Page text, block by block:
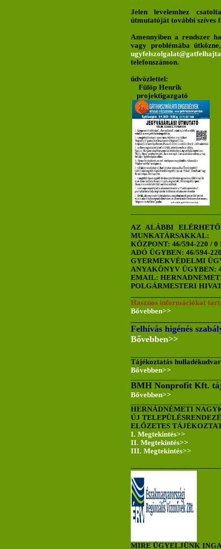
Jelen levelemhez
útmutatóját további szíves
Amennyiben a rendszer
vagy problémába
telefonszámon.
üdvözlettel:
Fülöp Henrik
projektigazgató
AZ ALÁBBI
MUNKATÁRSAKKAL:
KÖZPONT: 46/594-220 /
ADÓ ÜGYBEN: 46/594-
GYERMEKVÉDELMI
ANYAKÖNYV ÜGYBEN:
EMAIL:
POLGÁRMESTERI
Hasznos információkat
Bővebben>>
Felhívás higénés
Bővebben>>
Tájékoztatás
Bővebben>>
BMH Nonprofit Kft.
Bővebben>>
HERNÁDNÉMETI
ÚJ
ELŐZETES
I. Megtekintés>>
II. Megtekintés>>
III. Megtekintés>>
MIRE ÜGYELJÜNK